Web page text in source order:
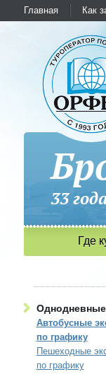
Главная Как
33
Где
Однодневные
Автобусные
по графику
Пешеходные
по графику